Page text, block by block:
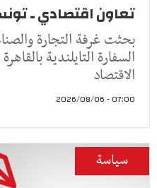
تعاون اقتصادي ـ
بحثت غرفة التجارة
السفارة التايلندية
الاقتصاد
07:00 - 2026/08/06
سياسة